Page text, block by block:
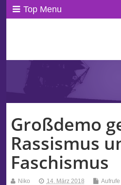
Top Menu
Großdemo
Rassismus
Faschismus
Niko 14. März 2018